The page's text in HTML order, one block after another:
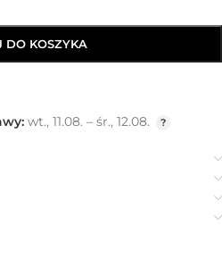
DO KOSZYKA
wt., 11.08. – śr., 12.08.